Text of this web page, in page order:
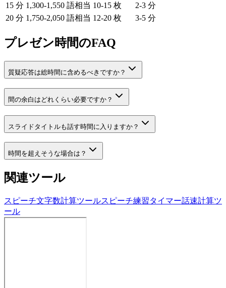
15 分 1,300-1,550 語相当 10-15 枚
2-3 分
20 分 1,750-2,050 語相当 12-20 枚 3-5 分
プレゼン時間のFAQ
質疑応答は総時間に含めるべきですか？
間の余白はどれくらい必要ですか？
スライドタイトルも話す時間に入りますか？
時間を超えそうな場合は？
関連ツール
スピーチ文字数計算ツールスピーチ練習タイマー話速計算ツ
ール